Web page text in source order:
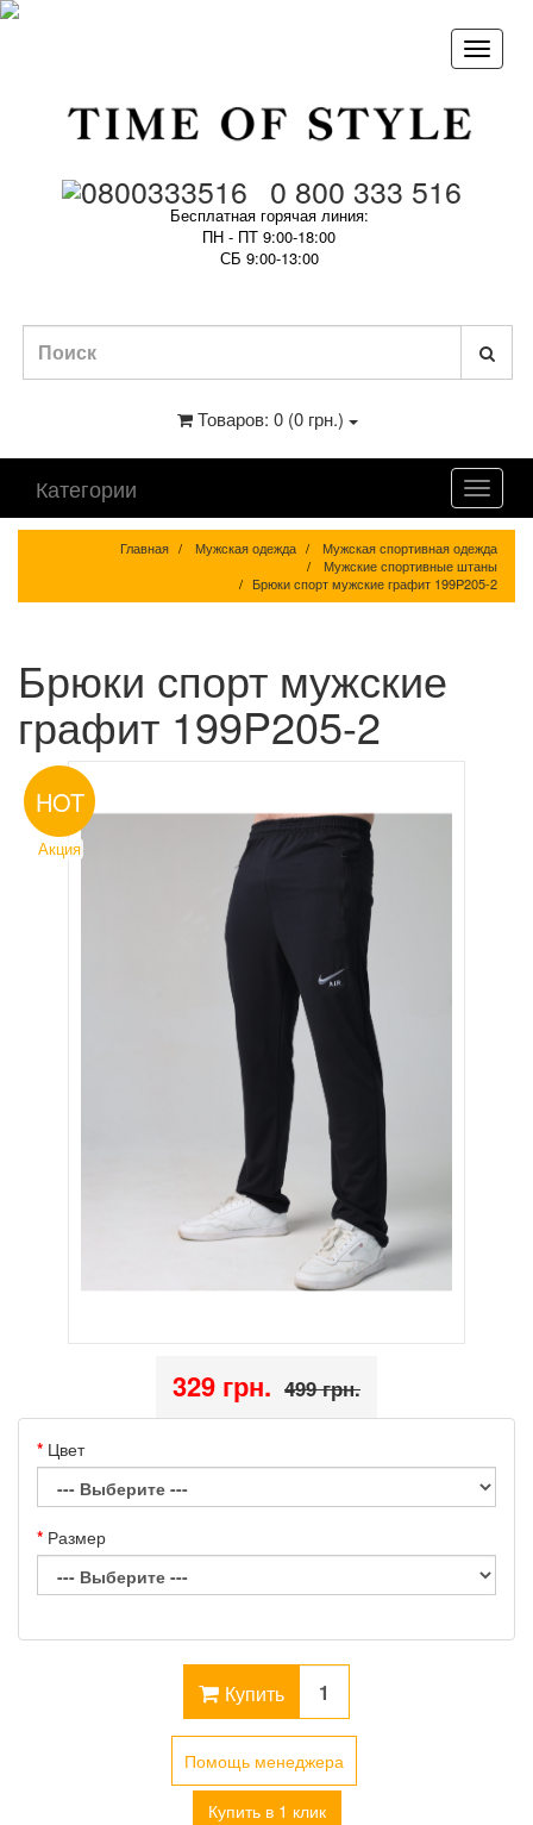
0 800 333 516
Бесплатная горячая линия:
ПН - ПТ 9:00-18:00
СБ 9:00-13:00
Товаров: 0 (0 грн.)
Категории
Главная Мужская одежда
Мужская спортивная одежда
Мужские спортивные штаны
Брюки спорт мужские графит 199P205-2
Брюки спорт мужские
графит 199P205-2
HOT
Акция
329 грн. 499 грн.
Цвет
Размер
Купить
Помощь менеджера
Купить в 1 клик